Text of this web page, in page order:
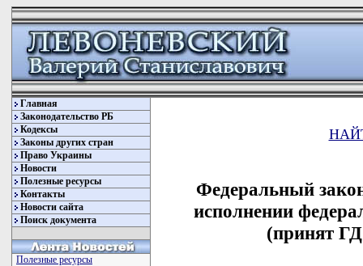
Главная
Законодательство РБ
Кодексы
Законы других стран
Право Украины
Новости
Полезные ресурсы
Контакты
Новости сайта
Поиск документа
Полезные ресурсы
Федеральный
исполнении
(принят